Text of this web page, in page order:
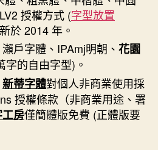
授權方式 (字型放置
於 2014 年。
瀨戶字體、IPAmj明朝、 花園
字的自由字型)。
新蒂字體對個人非商業使用採
授權條款（非商業用途、署
房僅簡體版免費 (正體版要